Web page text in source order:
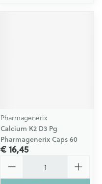
Pharmagenerix
Calcium K2 D3 Pg
Pharmagenerix Caps 60
€ 16,45